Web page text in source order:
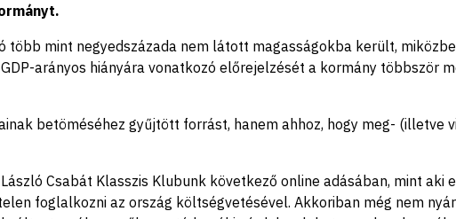
több mint negyedszázada nem látott magasságokba került,
arányos hiányára vonatkozó előrejelzését a kormány többször
betöméséhez gyűjtött forrást, hanem ahhoz, hogy meg-
Csabát Klasszis Klubunk következő online adásában, mint
foglalkozni az ország költségvetésével. Akkoriban még nem